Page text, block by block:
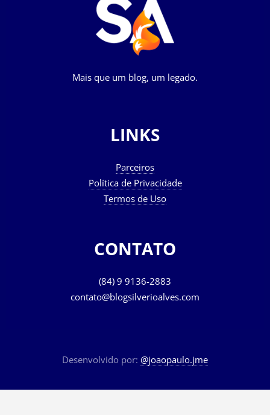
Mais que um blog, um legado.
LINKS
Parceiros
Política de Privacidade
Termos de Uso
CONTATO
(84) 9 9136-2883
contato@blogsilverioalves.com
Desenvolvido por: @joaopaulo.jme